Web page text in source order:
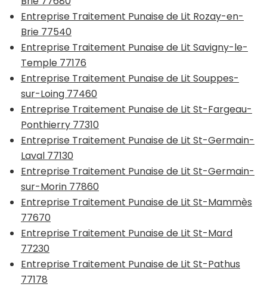
Entreprise Traitement Punaise de Lit Rozay-en-
Brie 77540
Entreprise Traitement Punaise de Lit Savigny-le-
Temple 77176
Entreprise Traitement Punaise de Lit Souppes-
sur-Loing 77460
Entreprise Traitement Punaise de Lit St-Fargeau-
Ponthierry 77310
Entreprise Traitement Punaise de Lit St-Germain-
Laval 77130
Entreprise Traitement Punaise de Lit St-Germain-
sur-Morin 77860
Entreprise Traitement Punaise de Lit St-Mammès
77670
Entreprise Traitement Punaise de Lit St-Mard
77230
Entreprise Traitement Punaise de Lit St-Pathus
77178